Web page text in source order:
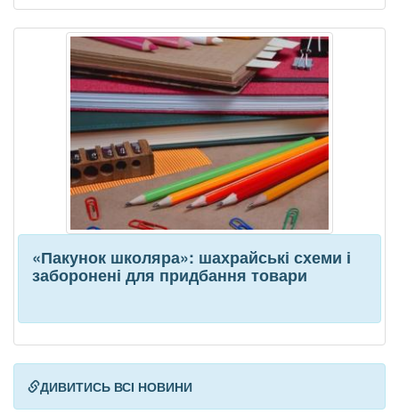
«Пакунок школяра»: шахрайські схеми і
заборонені для придбання товари
ДИВИТИСЬ ВСІ НОВИНИ